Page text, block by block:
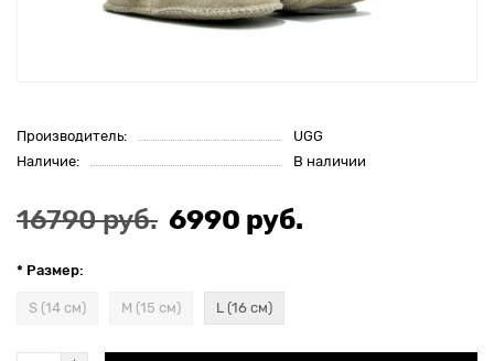
Производитель:
UGG
Наличие:
В наличии
16790 руб. 6990 руб.
* Размер:
S (14 см) М (15 см) L (16 см)